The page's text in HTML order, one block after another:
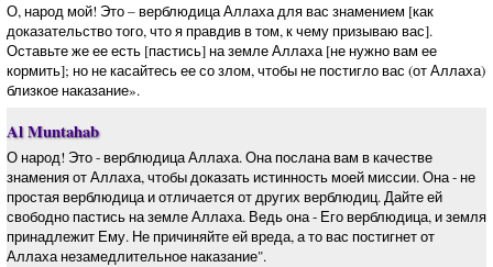
О, народ мой! Это – верблюдица Аллаха для вас знамением [как
доказательство того, что я правдив в том, к чему призываю вас].
Оставьте же ее есть [пастись] на земле Аллаха [не нужно вам ее
кормить]; но не касайтесь ее со злом, чтобы не постигло вас (от Аллаха)
близкое наказание».
Al Muntahab
О народ! Это - верблюдица Аллаха. Она послана вам в качестве
знамения от Аллаха, чтобы доказать истинность моей миссии. Она - не
простая верблюдица и отличается от других верблюдиц. Дайте ей
свободно пастись на земле Аллаха. Ведь она - Его верблюдица, и земля
принадлежит Ему. Не причиняйте ей вреда, а то вас постигнет от
Аллаха незамедлительное наказание".